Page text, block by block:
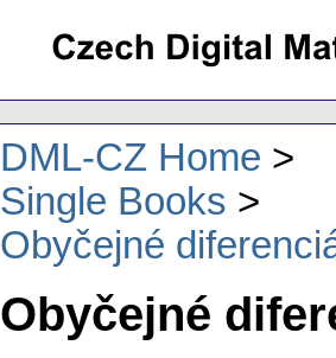
DML-CZ Home
Single Books
Obyčejné
Obyčejné